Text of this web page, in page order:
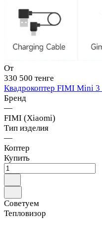
От
330 500 тенге
Квадрокоптер FIMI Mini
Бренд
—
FIMI (Xiaomi)
Тип изделия
—
Коптер
Купить
Советуем
Тепловизор